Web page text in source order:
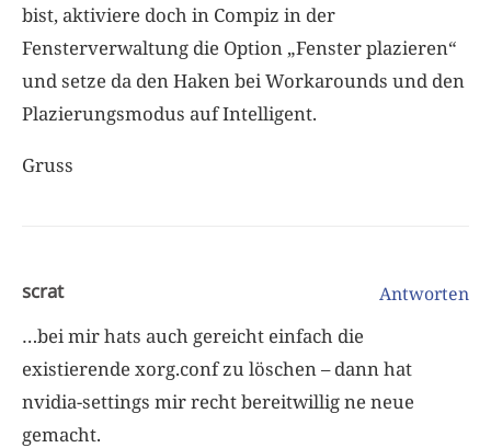
bist, aktiviere doch in Compiz in der
Fensterverwaltung die Option „Fenster plazieren“
und setze da den Haken bei Workarounds und den
Plazierungsmodus auf Intelligent.
Gruss
scrat Antworten
…bei mir hats auch gereicht einfach die
existierende xorg.conf zu löschen – dann hat
nvidia-settings mir recht bereitwillig ne neue
gemacht.